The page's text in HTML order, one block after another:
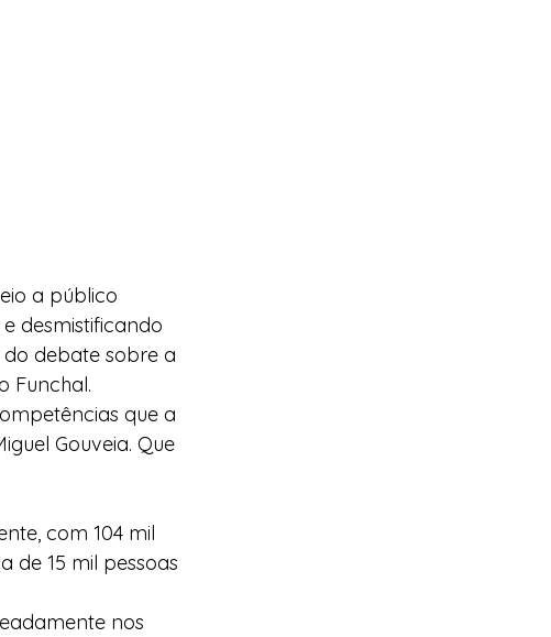
a público
desmistificando
debate sobre a
Funchal.
que a
Gouveia. Que
com 104 mil
de 15 mil pessoas
nos